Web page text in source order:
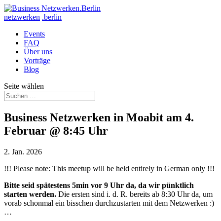
netzwerken .berlin
Events
FAQ
Über uns
Vorträge
Blog
Seite wählen
Business Netzwerken in Moabit am 4.
Februar @ 8:45 Uhr
2. Jan. 2026
!!! Please note: This meetup will be held entirely in German only !!!
Bitte seid spätestens 5min vor 9 Uhr da, da wir pünktlich
starten werden. Die ersten sind i. d. R. bereits ab 8:30 Uhr da, um
vorab schonmal ein bisschen durchzustarten mit dem Netzwerken :)
…